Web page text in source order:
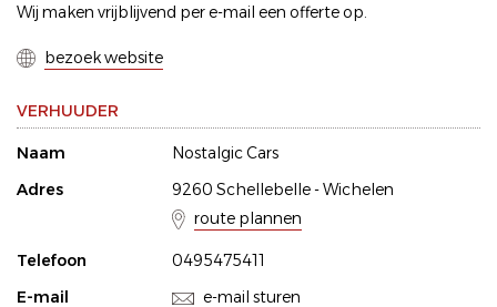
Wij maken vrijblijvend per e-mail een offerte op.
bezoek website
VERHUUDER
Naam
Nostalgic Cars
Adres
9260 Schellebelle - Wichelen
route plannen
Telefoon
0495475411
E-mail
e-mail sturen